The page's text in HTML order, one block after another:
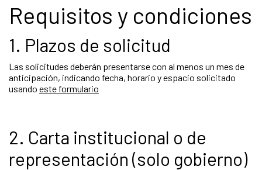
Requisitos y condiciones
1. Plazos de solicitud
Las solicitudes deberán presentarse con al menos un mes de
anticipación, indicando fecha, horario y espacio solicitado
usando este formulario
2. Carta institucional o de
representación (solo gobierno)